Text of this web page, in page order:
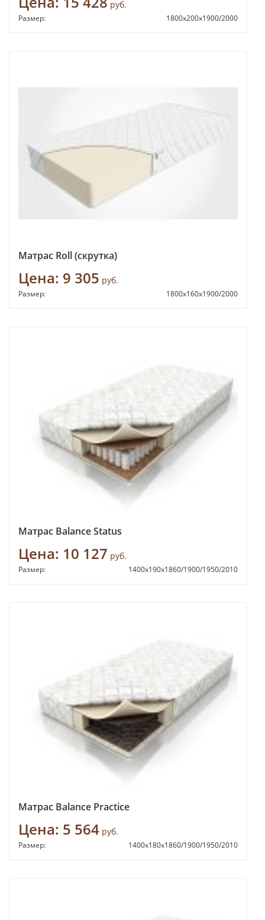
руб.
Размер: 1800х200х1900/2000
Матрас Roll (скрутка)
Цена: 9 305 руб.
Размер: 1800х160х1900/2000
Матрас Balance Status
Цена: 10 127 руб.
Размер: 1400х190х1860/1900/1950/2010
Матрас Balance Practice
Цена: 5 564 руб.
Размер: 1400х180х1860/1900/1950/2010